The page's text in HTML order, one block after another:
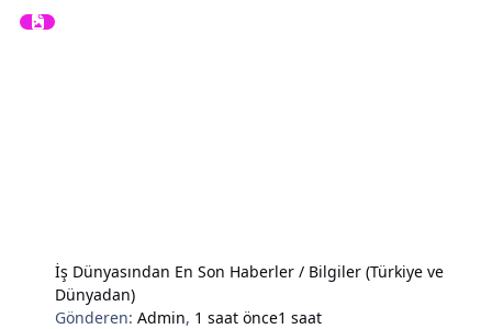
İş Dünyasından En Son Haberler / Bilgiler (Türkiye ve
Dünyadan)
Gönderen:Admin, 1 saat önce1 saat